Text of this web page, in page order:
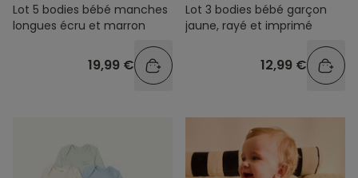
Lot 5 bodies bébé manches
longues écru et marron
19,99 €
Lot 3 bodies bébé garçon
jaune, rayé et imprimé
12,99 €